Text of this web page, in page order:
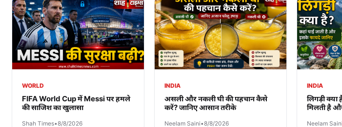
WORLD
FIFA World Cup में Messi पर हमले
की साजिश का खुलासा
Shah Times•8/8/2026
INDIA
असली और नकली घी की पहचान कैसे
करें? जानिए आसान तरीके
Neelam Saini•8/8/2026
INDIA
लिगड़ी क्या
मिलती है
Neelam Saini